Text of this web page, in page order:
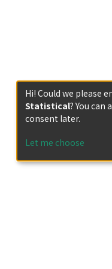
Hi! Could we please
Statistical? You
consent later.
Let me choose